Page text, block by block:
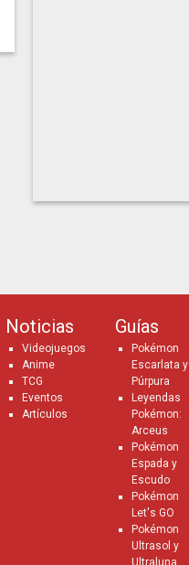
Noticias
Videojuegos
Anime
TCG
Eventos
Artículos
Guías
Pokémon
Escarlata y
Púrpura
Leyendas
Pokémon:
Arceus
Pokémon
Espada y
Escudo
Pokémon
Let's GO
Pokémon
Ultrasol y
Ultraluna